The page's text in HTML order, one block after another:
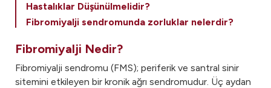
Hastalıklar Düşünülmelidir?
Fibromiyalji sendromunda zorluklar nelerdir?
Fibromiyalji için Hangi Bölüme Gidilmelidir?
Fibromiyalji Nedir?
Fibromiyalji sendromu (FMS); periferik ve santral sinir
sitemini etkileyen bir kronik ağrı sendromudur. Üç aydan